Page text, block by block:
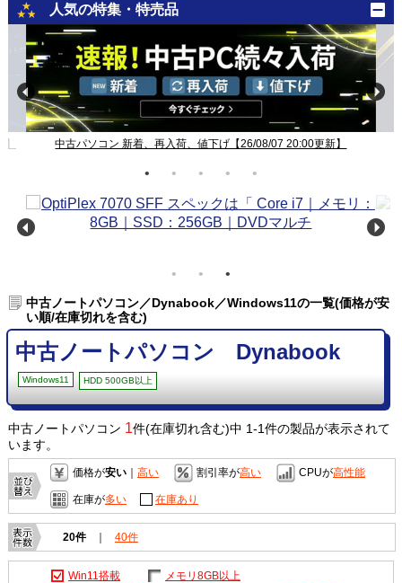
人気の特集・特売品
中古パソコン 新着、再入荷、値下げ【26/08/07 20:00更新】
中古ノートパソコン／Dynabook／Windows11の一覧(価格が安
い順/在庫切れを含む)
中古ノートパソコン Dynabook
Windows11 HDD 500GB以上
中古ノートパソコン 1件(在庫切れ含む)中 1-1件の製品が表示されて
います。
価格が安い｜ 高い 割引率が高い CPUが高性能
在庫が多い 在庫あり
20件 ｜ 40件
Win11搭載
メモリ8GB以上